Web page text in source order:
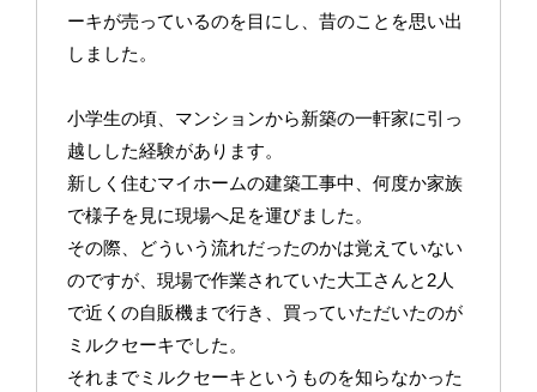
ーキが売っているのを目にし、昔のことを思い出
しました。
小学生の頃、マンションから新築の一軒家に引っ
越しした経験があります。
新しく住むマイホームの建築工事中、何度か家族
で様子を見に現場へ足を運びました。
その際、どういう流れだったのかは覚えていない
のですが、現場で作業されていた大工さんと2人
で近くの自販機まで行き、買っていただいたのが
ミルクセーキでした。
それまでミルクセーキというものを知らなかった